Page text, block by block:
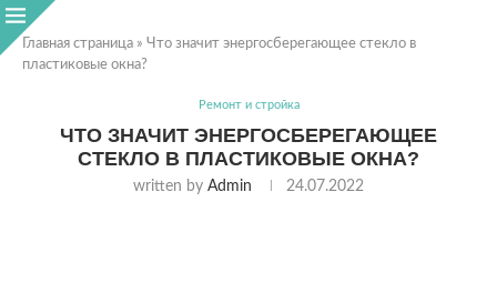
Главная страница » Что значит энергосберегающее стекло в
пластиковые окна?
Ремонт и стройка
ЧТО ЗНАЧИТ ЭНЕРГОСБЕРЕГАЮЩЕЕ
СТЕКЛО В ПЛАСТИКОВЫЕ ОКНА?
written by Admin 24.07.2022